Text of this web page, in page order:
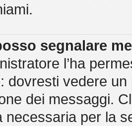
segnalare
l’ha
dovresti vedere
dei messaggi.
necessaria per la